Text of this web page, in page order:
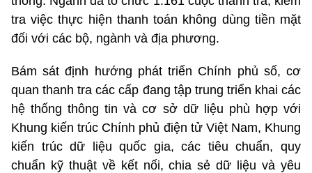
tra việc thực hiện thanh toán không dùng tiền mặt
đối với các bộ, ngành và địa phương.
Bám sát định hướng phát triển Chính phủ số, cơ
quan thanh tra các cấp đang tập trung triển khai các
hệ thống thông tin và cơ sở dữ liệu phù hợpvới
Khung kiến trúc Chính phủ điện tử Việt Nam, Khung
kiến trúc dữ liệu quốc gia, các tiêu chuẩn, quy
chuẩn kỹ thuật về kết nối, chia sẻ dữ liệu và yêu